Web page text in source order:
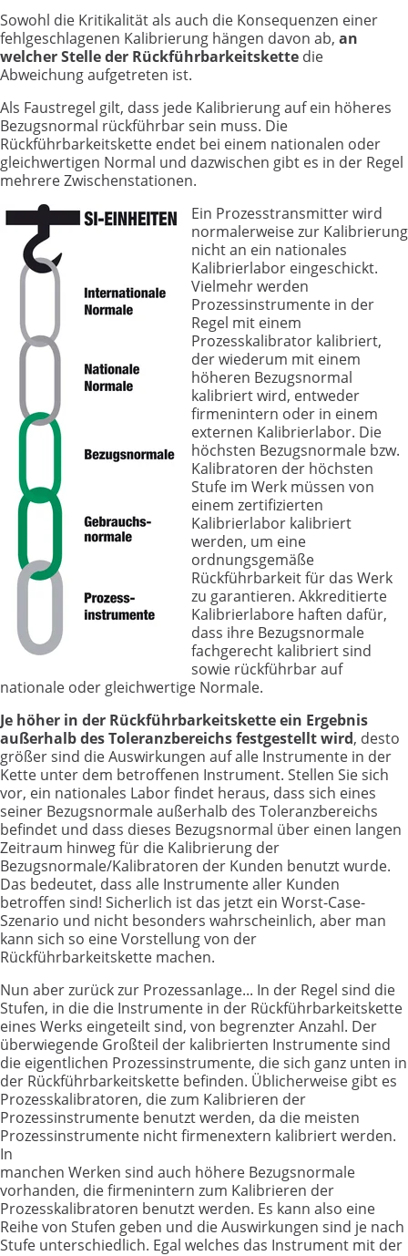
Sowohl die Kritikalität als auch die Konsequenzen einer
fehlgeschlagenen Kalibrierung hängen davon ab, an
welcher Stelle der Rückführbarkeitskette die
Abweichung aufgetreten ist.
Als Faustregel gilt, dass jede Kalibrierung auf ein höheres
Bezugsnormal rückführbar sein muss. Die
Rückführbarkeitskette endet bei einem nationalen oder
gleichwertigen Normal und dazwischen gibt es in der Regel
mehrere Zwischenstationen.
Ein Prozesstransmitter wird
normalerweise zur Kalibrierung
nicht an ein nationales
Kalibrierlabor eingeschickt.
Vielmehr werden
Prozessinstrumente in der
Regel mit einem
Prozesskalibrator kalibriert,
der wiederum mit einem
höheren Bezugsnormal
kalibriert wird, entweder
firmenintern oder in einem
externen Kalibrierlabor. Die
höchsten Bezugsnormale bzw.
Kalibratoren der höchsten
Stufe im Werk müssen von
einem zertifizierten
Kalibrierlabor kalibriert
werden, um eine
ordnungsgemäße
Rückführbarkeit für das Werk
zu garantieren. Akkreditierte
Kalibrierlabore haften dafür,
dass ihre Bezugsnormale
fachgerecht kalibriert sind
sowie rückführbar auf
nationale oder gleichwertige Normale.
Je höher in der Rückführbarkeitskette ein Ergebnis
außerhalb des Toleranzbereichs festgestellt wird, desto
größer sind die Auswirkungen auf alle Instrumente in der
Kette unter dem betroffenen Instrument. Stellen Sie sich
vor, ein nationales Labor findet heraus, dass sich eines
seiner Bezugsnormale außerhalb des Toleranzbereichs
befindet und dass dieses Bezugsnormal über einen langen
Zeitraum hinweg für die Kalibrierung der
Bezugsnormale/Kalibratoren der Kunden benutzt wurde.
Das bedeutet, dass alle Instrumente aller Kunden
betroffen sind! Sicherlich ist das jetzt ein Worst-Case-
Szenario und nicht besonders wahrscheinlich, aber man
kann sich so eine Vorstellung von der
Rückführbarkeitskette machen.
Nun aber zurück zur Prozessanlage... In der Regel sind die
Stufen, in die die Instrumente in der Rückführbarkeitskette
eines Werks eingeteilt sind, von begrenzter Anzahl. Der
überwiegende Großteil der kalibrierten Instrumente sind
die eigentlichen Prozessinstrumente, die sich ganz unten in
der Rückführbarkeitskette befinden. Üblicherweise gibt es
Prozesskalibratoren, die zum Kalibrieren der
Prozessinstrumente benutzt werden, da die meisten
Prozessinstrumente nicht firmenextern kalibriert werden.
In
manchen Werken sind auch höhere Bezugsnormale
vorhanden, die firmenintern zum Kalibrieren der
Prozesskalibratoren benutzt werden. Es kann also eine
Reihe von Stufen geben und die Auswirkungen sind je nach
Stufe unterschiedlich. Egal welches das Instrument mit der